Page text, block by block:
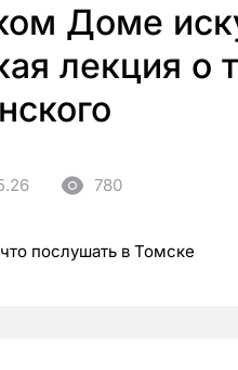
Доме
лекция о
780
послушать в Томске